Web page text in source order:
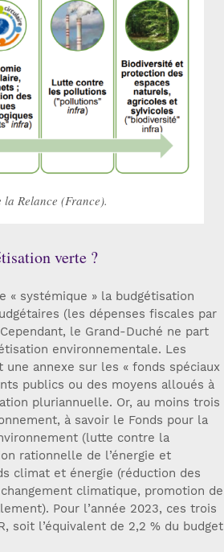
Relance (France).
verte ?
« systémique » la budgétisation
(les dépenses fiscales par
le Grand-Duché ne part
environnementale. Les
annexe sur les « fonds spéciaux
publics ou des moyens alloués à
pluriannuelle. Or, au moins trois
à savoir le Fonds pour la
(lutte contre la
rationnelle de l’énergie et
climat et énergie (réduction des
climatique, promotion de
Pour l’année 2023, ces trois
soit l’équivalent de 2,2 % du budget